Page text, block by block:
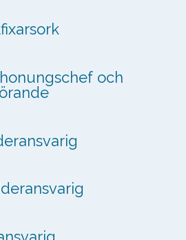
och